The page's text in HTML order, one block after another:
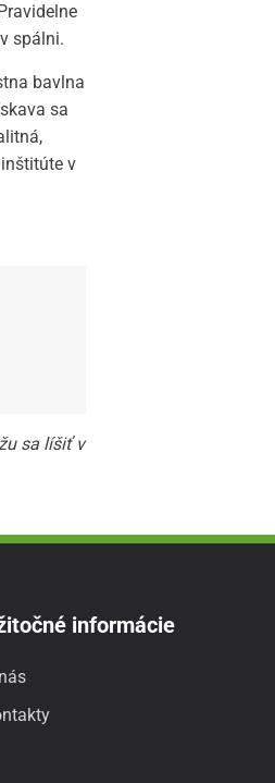
spálni.
bavlna
sa
v
sa líšiť v
informácie